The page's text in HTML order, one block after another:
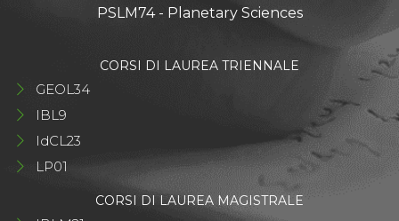
PSLM74 - Planetary Sciences
CORSI DI LAUREA TRIENNALE
GEOL34
IBL9
IdCL23
LP01
CORSI DI LAUREA MAGISTRALE